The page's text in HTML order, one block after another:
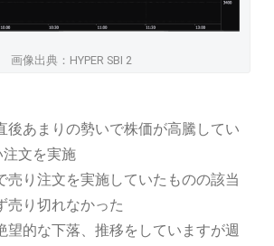
画像出典：HYPER SBI 2
あまりの勢いで株価が高騰してい
文を実施
り注文を実施していたものの該当
売り切れなかった
的な下落、推移をしていますが週